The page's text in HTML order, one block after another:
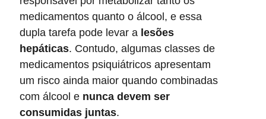
medicamentos quanto o álcool, e essa
dupla tarefa pode levar a lesões
hepáticas. Contudo, algumas classes de
medicamentos psiquiátricos apresentam
um risco ainda maior quando combinadas
com álcool e nunca devem ser
consumidas juntas.